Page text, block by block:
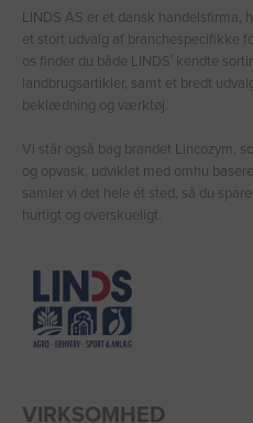
LINDS AS er et dansk handelsfirma,
et stort udvalg af branchespecifikke
os finder du både LINDS′ kendte
landbrugsartikler, samt et bredt
beklædning og værktøj.
Vi står også bag brandet Lincozym,
og opvask, udviklet med omhu
samler vi det hele ét sted, så du
hurtigt og overskueligt.
VIRKSOMHED